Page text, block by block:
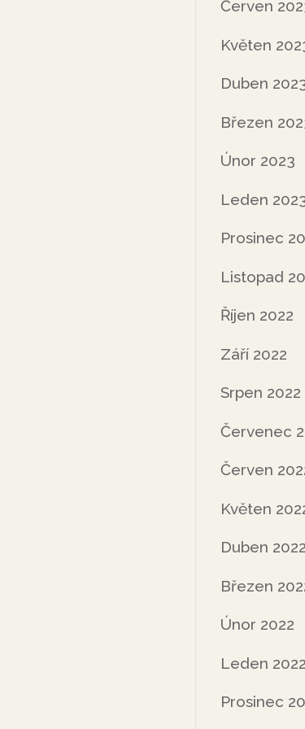
Červen
Květen
Duben
Březen
Únor 2023
Leden
Prosinec
Listopad
Říjen 2022
Září 2022
Srpen 2022
Červenec
Červen
Květen
Duben 2022
Březen
Únor 2022
Leden 2022
Prosinec